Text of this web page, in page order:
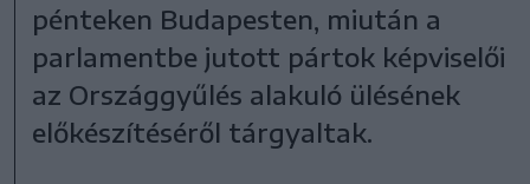
pénteken Budapesten, miután a
parlamentbe jutott pártok képviselői
az Országgyűlés alakuló ülésének
előkészítéséről tárgyaltak.